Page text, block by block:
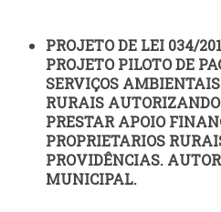
PROJETO DE LEI 034/
PROJETO PILOTO DE
SERVIÇOS
RURAIS
PRESTAR APOIO
PROPRIETARIOS
PROVIDÊNCIAS.
MUNICIPAL.